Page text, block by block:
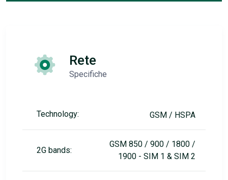
Rete
Specifiche
Technology: GSM / HSPA
2G bands:
GSM 850 / 900 / 1800 /
1900 - SIM 1 & SIM 2